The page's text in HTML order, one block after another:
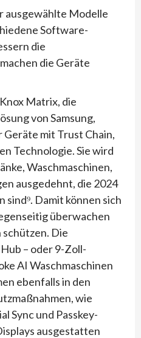
ausgewählte Modelle
Software-
die
die Geräte
Matrix, die
von Samsung,
mit Trust Chain,
Technologie. Sie wird
Waschmaschinen,
ausgedehnt, die 2024
sind⁹. Damit können sich
überwachen
Die
– oder 9-Zoll-
AI Waschmaschinen
ebenfalls in den
wie
Sync und Passkey-
ausgestatten